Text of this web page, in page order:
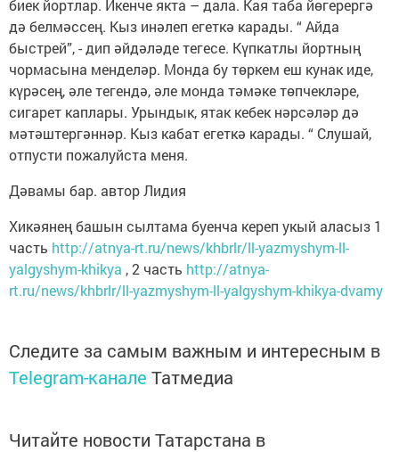
биек йортлар. Икенче якта – дала. Кая таба йөгерергә
дә белмәссең. Кыз инәлеп егеткә карады. “ Айда
быстрей”, - дип әйдәләде тегесе. Күпкатлы йортның
чормасына менделәр. Монда бу төркем еш кунак иде,
күрәсең, әле тегендә, әле монда тәмәке төпчекләре,
сигарет каплары. Урындык, ятак кебек нәрсәләр дә
мәтәштергәннәр. Кыз кабат егеткә карады. “ Слушай,
отпусти пожалуйста меня.
Дәвамы бар. автор Лидия
Хикәянең башын сылтама буенча кереп укый аласыз 1
часть http://atnya-rt.ru/news/khbrlr/ll-yazmyshym-ll-
yalgyshym-khikya , 2 часть http://atnya-
rt.ru/news/khbrlr/ll-yazmyshym-ll-yalgyshym-khikya-dvamy
Следите за самым важным и интересным в
Telegram-канале Татмедиа
Читайте новости Татарстана в